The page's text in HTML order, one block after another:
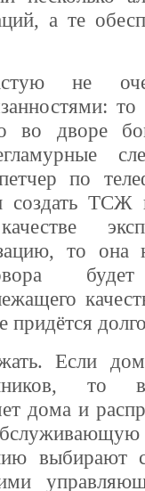
а те
не
во дворе
по
создать ТСЖ
то она
придётся
Если дом
то
дома и
выбирают